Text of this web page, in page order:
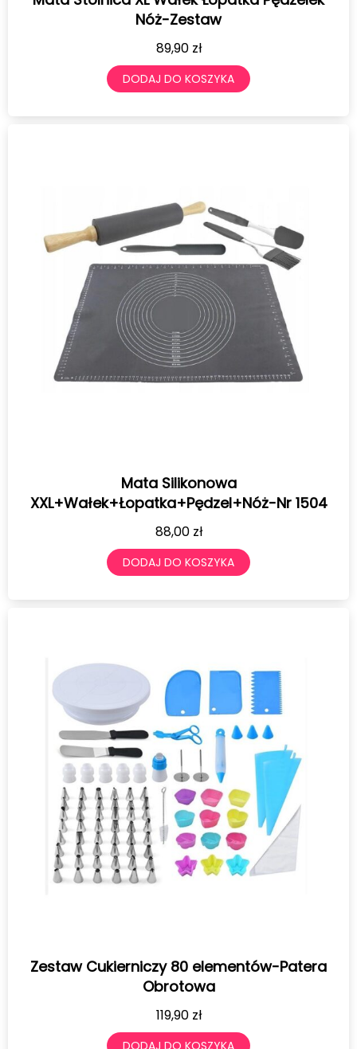
Nóż-Zestaw
89,90 zł
DODAJ DO KOSZYKA
Mata Silikonowa
XXL+Wałek+Łopatka+Pędzel+Nóż-Nr 1504
88,00 zł
DODAJ DO KOSZYKA
Zestaw Cukierniczy 80 elementów-Patera
Obrotowa
119,90 zł
DODAJ DO KOSZYKA